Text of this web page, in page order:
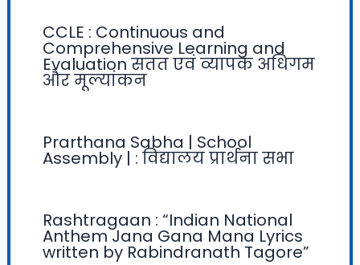
CCLE : Continuous and
Comprehensive Learning and
Evaluation सतत एवं व्यापक अधिगम
और मूल्यांकन
Prarthana Sabha | School
Assembly | : विद्यालय प्रार्थना सभा
Rashtragaan : “Indian National
Anthem Jana Gana Mana Lyrics
written by Rabindranath Tagore”